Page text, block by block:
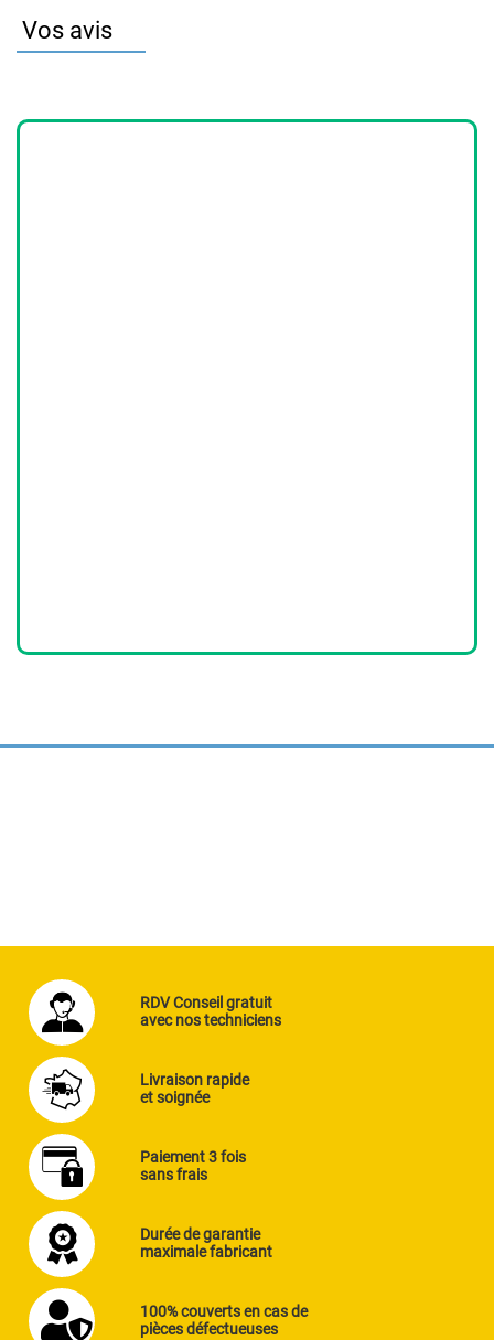
Vos avis
RDV Conseil gratuit
avec nos techniciens
Livraison rapide
et soignée
Paiement 3 fois
sans frais
Durée de garantie
maximale fabricant
100% couverts en cas de
pièces défectueuses